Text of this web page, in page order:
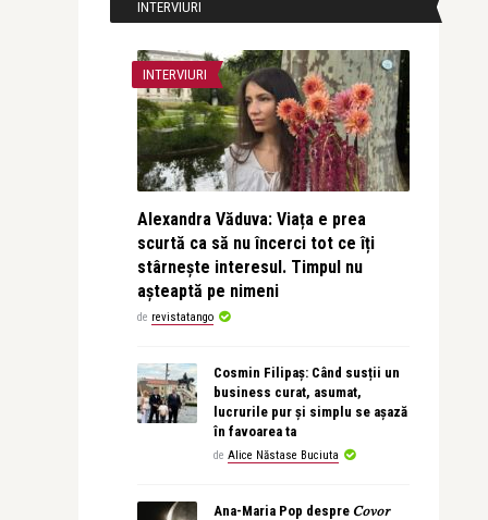
INTERVIURI
INTERVIURI
Alexandra Văduva: Viața e prea
scurtă ca să nu încerci tot ce îți
stârnește interesul. Timpul nu
așteaptă pe nimeni
de revistatango
Cosmin Filipaș: Când susții un
business curat, asumat,
lucrurile pur și simplu se așază
în favoarea ta
de Alice Năstase Buciuta
Ana-Maria Pop despre 𝐶𝑜𝑣𝑜𝑟